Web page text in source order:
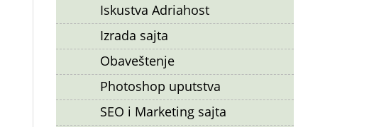
Iskustva Adriahost
Izrada sajta
Obaveštenje
Photoshop uputstva
SEO i Marketing sajta